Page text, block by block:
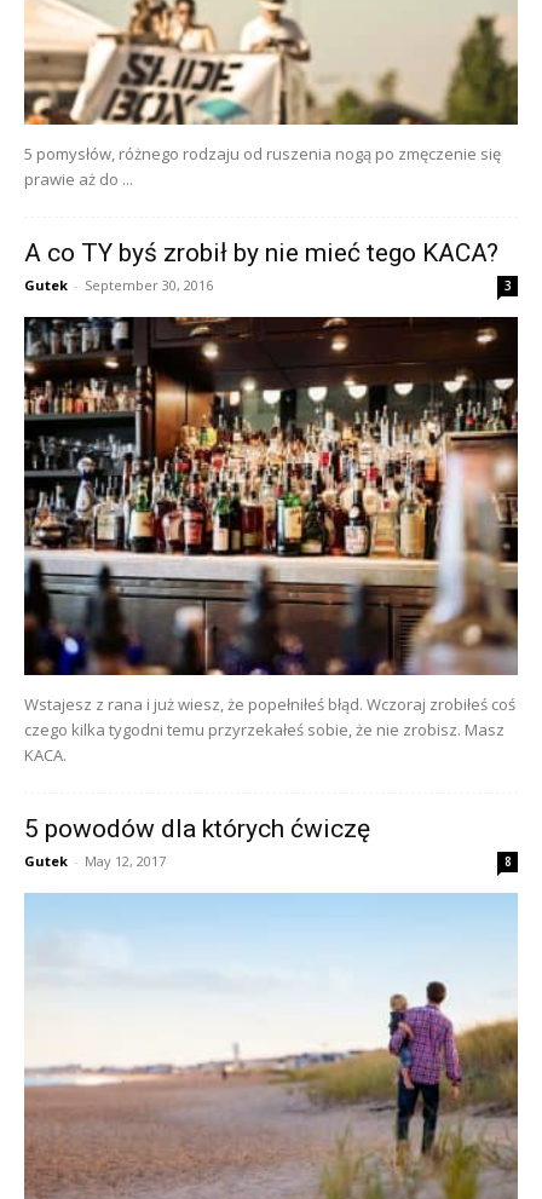
5 pomysłów, różnego rodzaju od ruszenia nogą po zmęczenie się
prawie aż do ...
A co TY byś zrobił by nie mieć tego KACA?
Gutek - September 30, 2016 3
Wstajesz z rana i już wiesz, że popełniłeś błąd. Wczoraj zrobiłeś coś
czego kilka tygodni temu przyrzekałeś sobie, że nie zrobisz. Masz
KACA.
5 powodów dla których ćwiczę
Gutek - May 12, 2017 8